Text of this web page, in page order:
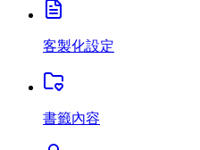
客製化設定
書籤內容